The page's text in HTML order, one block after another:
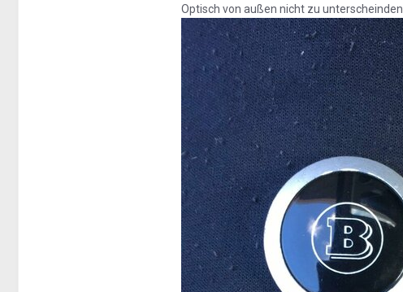
Optisch von außen nicht zu unterscheinden.